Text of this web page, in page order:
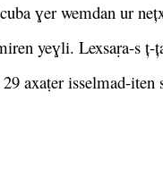
ɣer wemdan ur
yeɣli. Lexsaṛa-s ț-
axaṭer isselmad-iten